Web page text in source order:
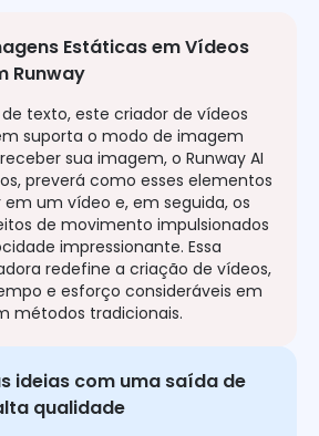
Estáticas em Vídeos
Runway
texto, este criador de vídeos
suporta o modo de imagem
sua imagem, o Runway AI
preverá como esses elementos
um vídeo e, em seguida, os
de movimento impulsionados
impressionante. Essa
redefine a criação de vídeos,
e esforço consideráveis em
métodos tradicionais.
ideias com uma saída de
qualidade